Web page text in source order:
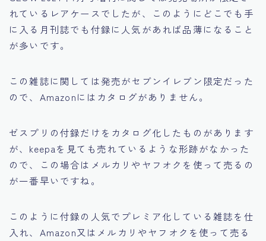
れているレアケースでしたが、このようにどこでも手
に入る月刊誌でも付録に人気があれば品薄になること
が多いです。
この雑誌に関しては発売がセブンイレブン限定だった
ので、Amazonにはカタログがありません。
ゼスプリの付録だけをカタログ化したものがあります
が、keepaを見ても売れているような形跡がなかった
ので、この場合はメルカリやヤフオクを使って売るの
が一番早いですね。
このように付録の人気でプレミア化している雑誌を仕
入れ、Amazon又はメルカリやヤフオクを使って売る